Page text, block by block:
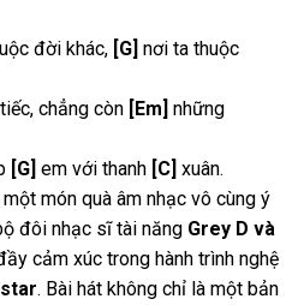
đời khác, [G] nơi ta thuộc
chẳng còn [Em] những
[G] em với thanh [C] xuân.
một món quà âm nhạc vô cùng ý
đôi nhạc sĩ tài năng Grey D và
cảm xúc trong hành trình nghệ
. Bài hát không chỉ là một bản